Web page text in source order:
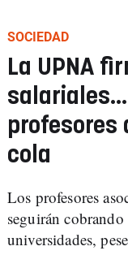
SOCIEDAD
La UPNA
profesores
cola
Los profesores
seguirán
universidades,